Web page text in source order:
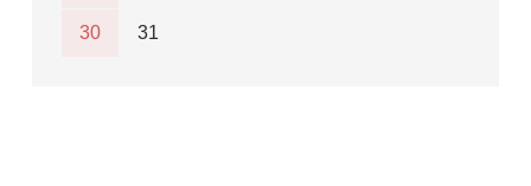
30 31